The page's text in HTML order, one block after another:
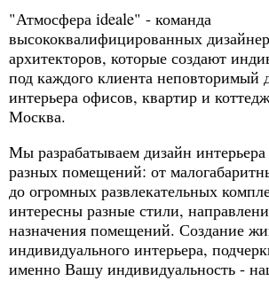
"Атмосфера ideale" - команда
высококвалифицированных
архитекторов, которые создают
под каждого клиента неповторимый
интерьера офисов, квартир и
Москва.
Мы разрабатываем дизайн
разных помещений: от
до огромных развлекательных
интересны разные стили,
назначения помещений. Создание
индивидуального интерьера,
именно Вашу индивидуальность -